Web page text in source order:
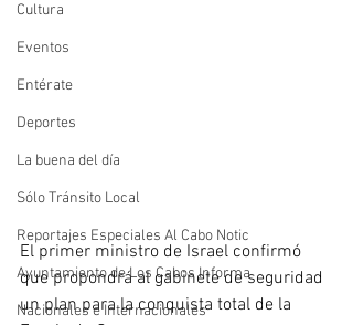
Cultura
Eventos
Entérate
Deportes
La buena del día
Sólo Tránsito Local
Reportajes Especiales Al Cabo Notic
Ayuntamiento de Los Cabos Informa
Nacionales e Internacionales
El primer ministro de Israel confirmó
que propondrá al gabinete de seguridad
un plan para la conquista total de la